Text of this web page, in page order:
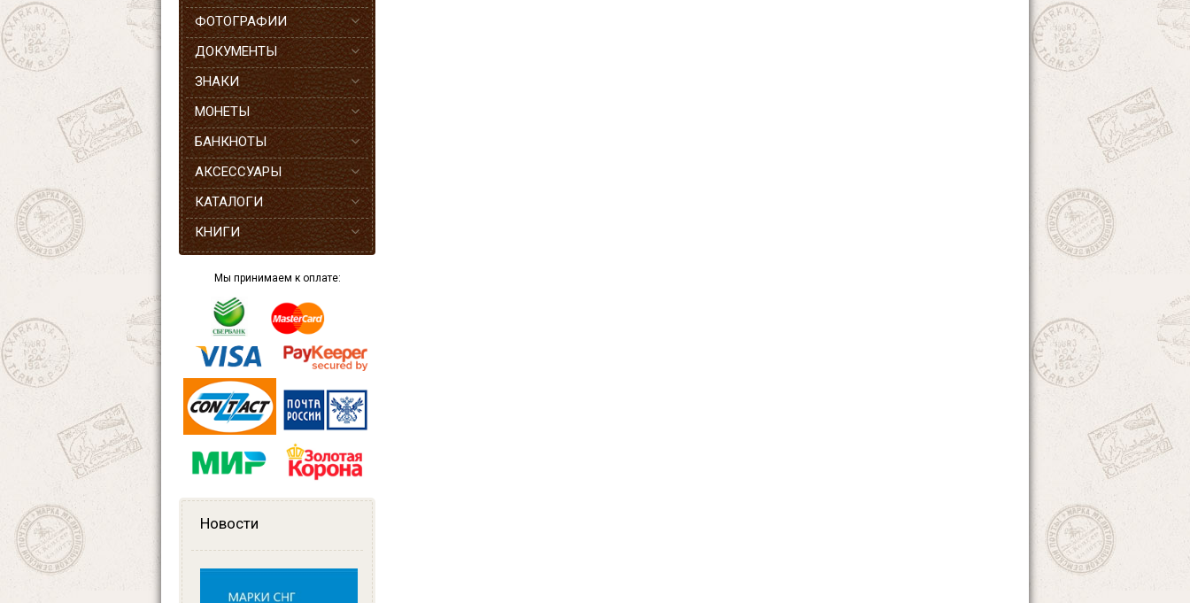
ФОТОГРАФИИ
ДОКУМЕНТЫ
ЗНАКИ
МОНЕТЫ
БАНКНОТЫ
АКСЕССУАРЫ
КАТАЛОГИ
КНИГИ
Мы принимаем к оплате:
Новости